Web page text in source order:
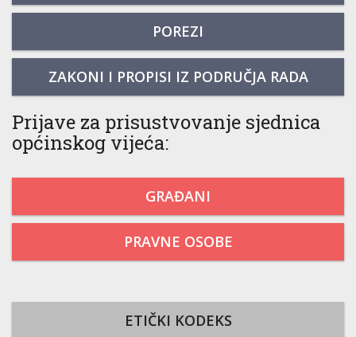
POREZI
ZAKONI I PROPISI IZ PODRUČJA RADA
Prijave za prisustvovanje sjednica
općinskog vijeća:
GRAĐANI
PRAVNE OSOBE
ETIČKI KODEKS